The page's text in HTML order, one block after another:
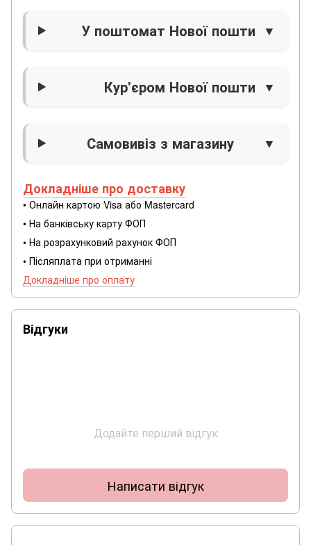
У поштомат Нової пошти
Кур'єром Нової пошти
Самовивіз з магазину
Докладніше про доставку
• Онлайн картою Visa або Mastercard
• На банківську карту ФОП
• На розрахунковий рахунок ФОП
• Післяплата при отриманні
Докладніше про оплату
Відгуки
Додайте перший відгук
Написати відгук